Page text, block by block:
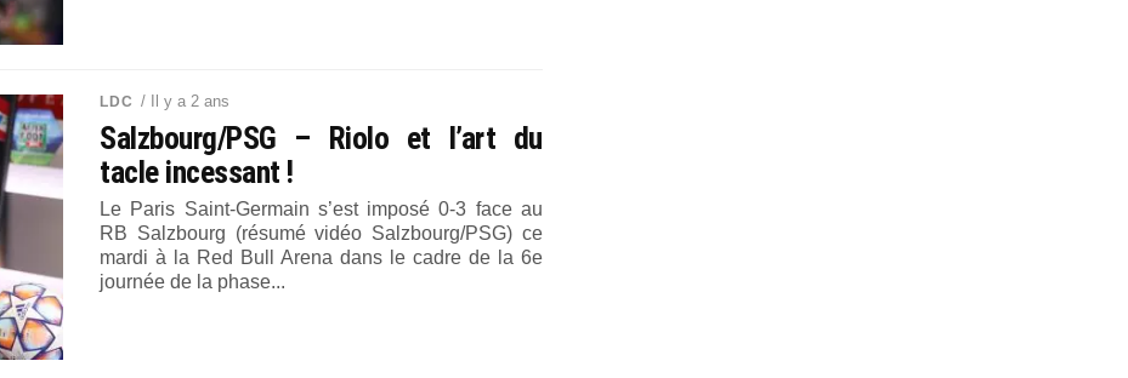
LDC / Il y a 2 ans
Salzbourg/PSG – Riolo et l’art du
tacle incessant !
Le Paris Saint-Germain s’est imposé 0-3 face au
RB Salzbourg (résumé vidéo Salzbourg/PSG) ce
mardi à la Red Bull Arena dans le cadre de la 6e
journée de la phase...